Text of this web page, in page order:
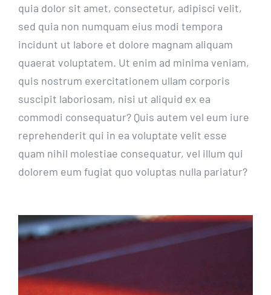
quia dolor sit amet, consectetur, adipisci velit,
sed quia non numquam eius modi tempora
incidunt ut labore et dolore magnam aliquam
quaerat voluptatem. Ut enim ad minima veniam,
quis nostrum exercitationem ullam corporis
suscipit laboriosam, nisi ut aliquid ex ea
commodi consequatur? Quis autem vel eum iure
reprehenderit qui in ea voluptate velit esse
quam nihil molestiae consequatur, vel illum qui
dolorem eum fugiat quo voluptas nulla pariatur?